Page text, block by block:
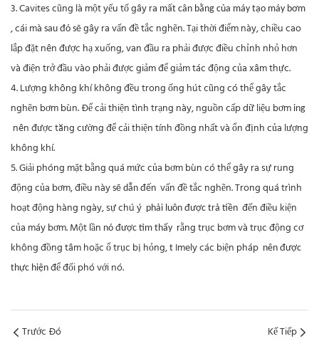
3. Cavites cũng là một yếu tố gây ra mất cân bằng của máy tạo máy bơm
, cái mà sau đó sẽ gây ra vấn đề tắc nghẽn. Tại thời điểm này, chiều cao
lắp đặt nên được hạ xuống, van đầu ra phải được điều chỉnh nhỏ hơn
và điện trở đầu vào phải được giảm để giảm tác động của xâm thực.
4. Lượng không khí không đều trong ống hút cũng có thể gây tắc
nghẽn bơm bùn. Để cải thiện tình trạng này, nguồn cấp dữ liệu bơm ing
nên được tăng cường để cải thiện tính đồng nhất và ổn định của lượng
không khí.
5. Giải phóng mặt bằng quá mức của bơm bùn có thể gây ra sự rung
động của bơm, điều này sẽ dẫn đến vấn đề tắc nghẽn. Trong quá trình
hoạt động hàng ngày, sự chú ý phải luôn được trả tiền đến điều kiện
của máy bơm. Một lần nó được tìm thấy rằng trục bơm và trục động cơ
không đồng tâm hoặc ổ trục bị hỏng, t Imely các biện pháp nên được
thực hiện để đối phó với nó.
Trước Đó Kế Tiếp